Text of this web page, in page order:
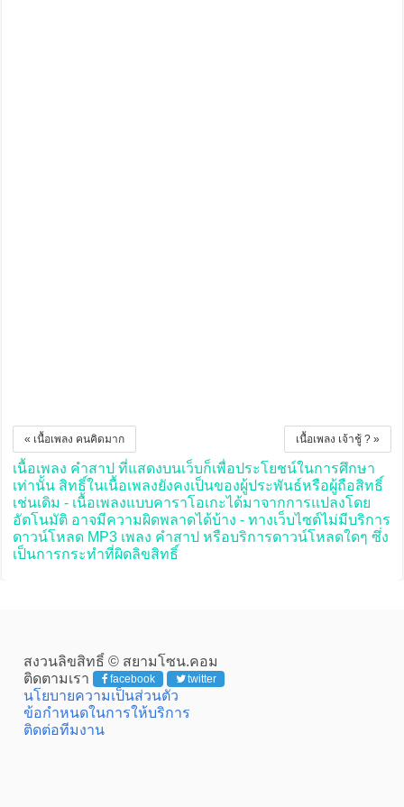
เนื้อเพลง เจ้าชู้ ? »
« เนื้อเพลง คนคิดมาก
เนื้อเพลง คำสาป ที่แสดงบนเว็บก็เพื่อประโยชน์ในการศึกษา
เท่านั้น สิทธิ์ในเนื้อเพลงยังคงเป็นของผู้ประพันธ์หรือผู้ถือสิทธิ์
เช่นเดิม - เนื้อเพลงแบบคาราโอเกะได้มาจากการแปลงโดย
อัตโนมัติ อาจมีความผิดพลาดได้บ้าง - ทางเว็บไซต์ไม่มีบริการ
ดาวน์โหลด MP3 เพลง คำสาป หรือบริการดาวน์โหลดใดๆ ซึ่ง
เป็นการกระทำที่ผิดลิขสิทธิ์
สงวนลิขสิทธิ์ © สยามโซน.คอม
ติดตามเรา
facebook twitter
นโยบายความเป็นส่วนตัว
ข้อกำหนดในการให้บริการ
ติดต่อทีมงาน